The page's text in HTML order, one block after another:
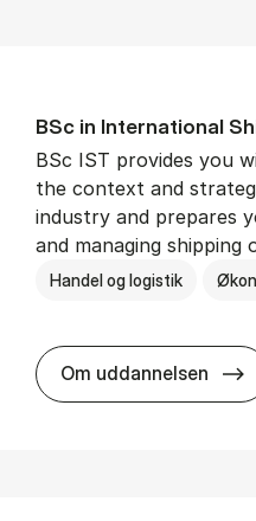
BSc in In­ter­na­tion­al
BSc IST provides you
the context and
industry and prepares
and managing shipping
Handel og logistik
Om uddannelsen